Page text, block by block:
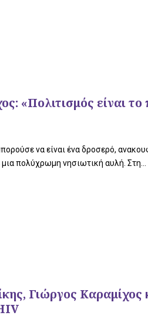
«Πολιτισμός είναι
να είναι ένα δροσερό,
πολύχρωμη νησιωτική αυλή. Στη...
Γιώργος